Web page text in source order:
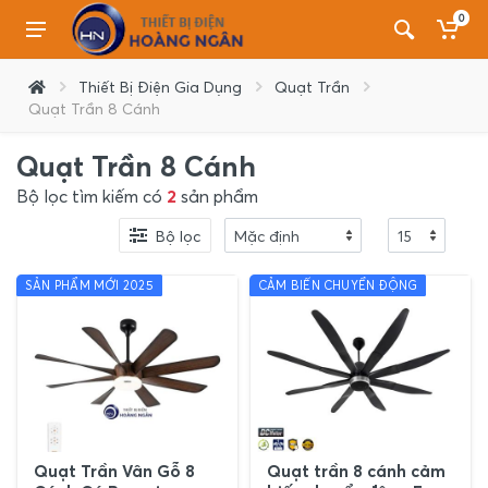
0
Thiết Bị Điện Gia Dụng
Quạt Trần
Quạt Trần 8 Cánh
Quạt Trần 8 Cánh
Bộ lọc tìm kiếm có 2 sản phẩm
Bộ lọc
SẢN PHẨM MỚI 2025
Quạt Trần Vân Gỗ 8
CẢM BIẾN CHUYỂN ĐỘNG
Quạt trần 8 cánh cảm